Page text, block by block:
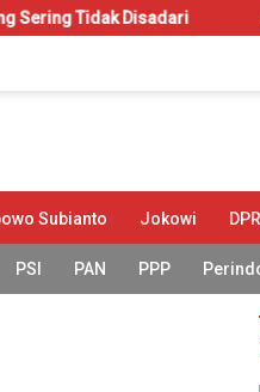
KIP-Kuliah: Hak
Subianto Jokowi
PSI PAN PPP